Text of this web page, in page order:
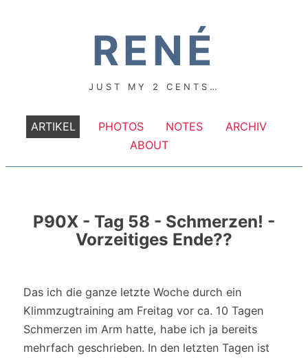
RENÉ
JUST MY 2 CENTS…
ARTIKEL PHOTOS NOTES
ARCHIV
ABOUT
P90X - Tag 58 - Schmerzen! -
Vorzeitiges Ende??
Das ich die ganze letzte Woche durch ein
Klimmzugtraining am Freitag vor ca. 10 Tagen
Schmerzen im Arm hatte, habe ich ja bereits
mehrfach geschrieben. In den letzten Tagen ist